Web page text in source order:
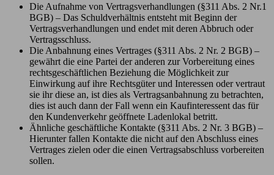
Die Aufnahme von Vertragsverhandlungen (§311 Abs. 2 Nr.1
BGB) – Das Schuldverhältnis entsteht mit Beginn der
Vertragsverhandlungen und endet mit deren Abbruch oder
Vertragsschluss.
Die Anbahnung eines Vertrages (§311 Abs. 2 Nr. 2 BGB) –
gewährt die eine Partei der anderen zur Vorbereitung eines
rechtsgeschäftlichen Beziehung die Möglichkeit zur
Einwirkung auf ihre Rechtsgüter und Interessen oder vertraut
sie ihr diese an, ist dies als Vertragsanbahnung zu betrachten,
dies ist auch dann der Fall wenn ein Kaufinteressent das für
den Kundenverkehr geöffnete Ladenlokal betritt.
Ähnliche geschäftliche Kontakte (§311 Abs. 2 Nr. 3 BGB) –
Hierunter fallen Kontakte die nicht auf den Abschluss eines
Vertrages zielen oder die einen Vertragsabschluss vorbereiten
sollen.